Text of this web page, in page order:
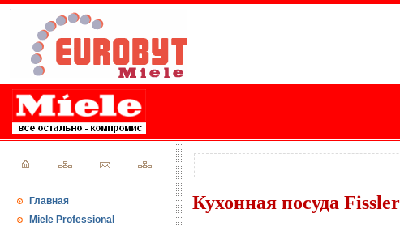
Главная
Miele Professional
Кухонная посуда Fissler